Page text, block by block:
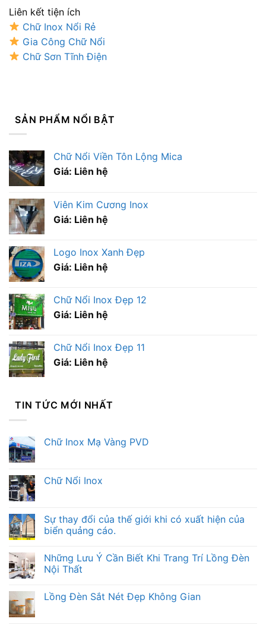
Liên kết tiện ích
Chữ Inox Nổi Rẻ
Gia Công Chữ Nổi
Chữ Sơn Tĩnh Điện
SẢN PHẨM NỔI BẬT
Chữ Nổi Viền Tôn Lộng Mica
Giá: Liên hệ
Viên Kim Cương Inox
Giá: Liên hệ
Logo Inox Xanh Đẹp
Giá: Liên hệ
Chữ Nổi Inox Đẹp 12
Giá: Liên hệ
Chữ Nổi Inox Đẹp 11
Giá: Liên hệ
TIN TỨC MỚI NHẤT
Chữ Inox Mạ Vàng PVD
Chữ Nổi Inox
Sự thay đổi của thế giới khi có xuất hiện của
biển quảng cáo.
Những Lưu Ý Cần Biết Khi Trang Trí Lồng Đèn
Nội Thất
Lồng Đèn Sắt Nét Đẹp Không Gian